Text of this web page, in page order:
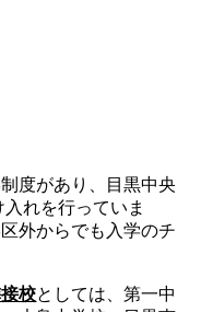
度があり、目黒中央
れを行っていま
外からでも入学のチ
校としては、第一中